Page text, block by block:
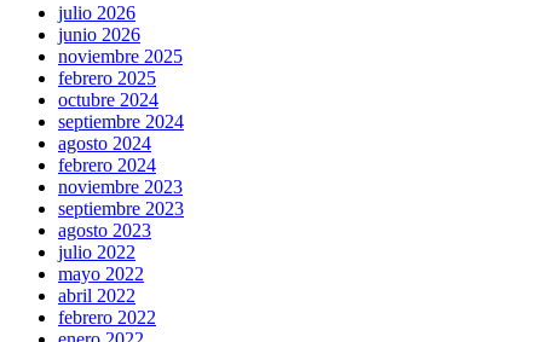
julio 2026
junio 2026
noviembre 2025
febrero 2025
octubre 2024
septiembre 2024
agosto 2024
febrero 2024
noviembre 2023
septiembre 2023
agosto 2023
julio 2022
mayo 2022
abril 2022
febrero 2022